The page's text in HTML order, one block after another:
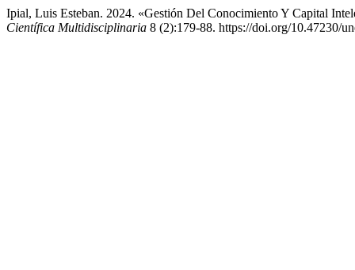
Ipial, Luis Esteban. 2024. «Gestión Del Conocimiento Y Capital
Científica Multidisciplinaria 8 (2):179-88. https://doi.org/10.47230/